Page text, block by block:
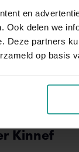
en
Ook delen we
Deze partners
op basis
Kinnef